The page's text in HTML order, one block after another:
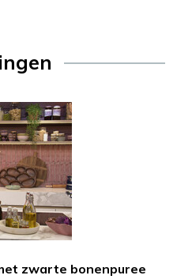
zwarte bonenpuree